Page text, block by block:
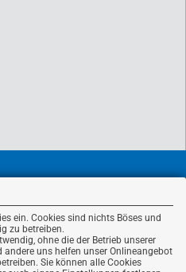
ein. Cookies sind nichts Böses und
zu betreiben.
ohne die der Betrieb unserer
uns helfen unser Onlineangebot
Sie können alle Cookies